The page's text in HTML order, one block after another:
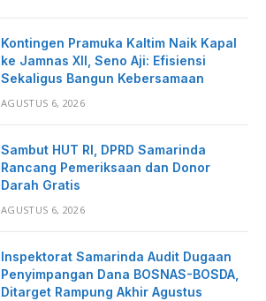
Kontingen Pramuka Kaltim Naik Kapal
ke Jamnas XII, Seno Aji: Efisiensi
Sekaligus Bangun Kebersamaan
AGUSTUS 6, 2026
Sambut HUT RI, DPRD Samarinda
Rancang Pemeriksaan dan Donor
Darah Gratis
AGUSTUS 6, 2026
Inspektorat Samarinda Audit Dugaan
Penyimpangan Dana BOSNAS-BOSDA,
Ditarget Rampung Akhir Agustus